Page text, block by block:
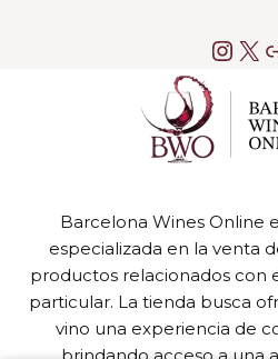
Barcelona Wines Online
especializada en la venta
productos relacionados con
particular. La tienda busca
vino una experiencia de